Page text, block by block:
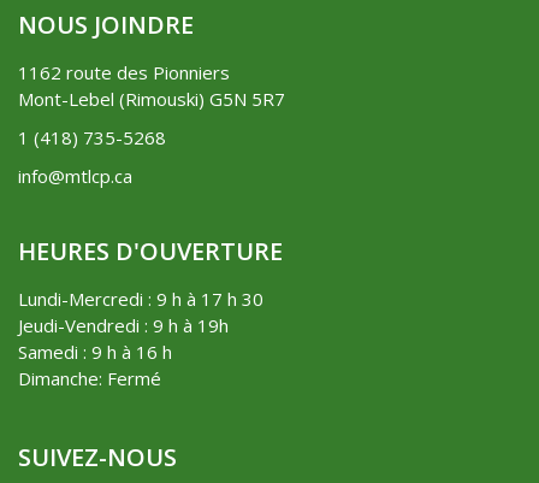
NOUS JOINDRE
1162 route des Pionniers
Mont-Lebel (Rimouski) G5N 5R7
1 (418) 735-5268
info@mtlcp.ca
HEURES D'OUVERTURE
Lundi-Mercredi : 9 h à 17 h 30
Jeudi-Vendredi : 9 h à 19h
Samedi : 9 h à 16 h
Dimanche: Fermé
SUIVEZ-NOUS